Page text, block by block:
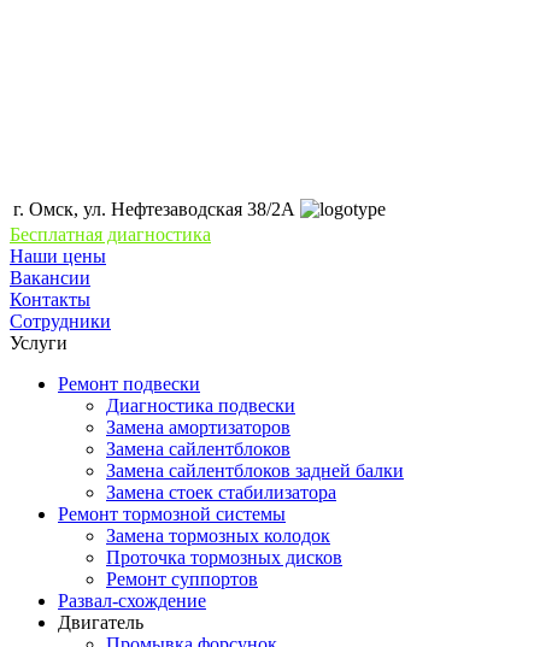
г. Омск, ул. Нефтезаводская 38/2А
Бесплатная диагностика
Наши цены
Вакансии
Контакты
Сотрудники
Услуги
Ремонт подвески
Диагностика подвески
Замена амортизаторов
Замена сайлентблоков
Замена сайлентблоков задней балки
Замена стоек стабилизатора
Ремонт тормозной системы
Замена тормозных колодок
Проточка тормозных дисков
Ремонт суппортов
Развал-схождение
Двигатель